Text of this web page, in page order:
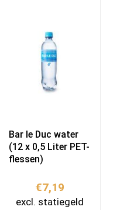
Bar le Duc water
(12 x 0,5 Liter PET-
flessen)
€7,19
excl. statiegeld